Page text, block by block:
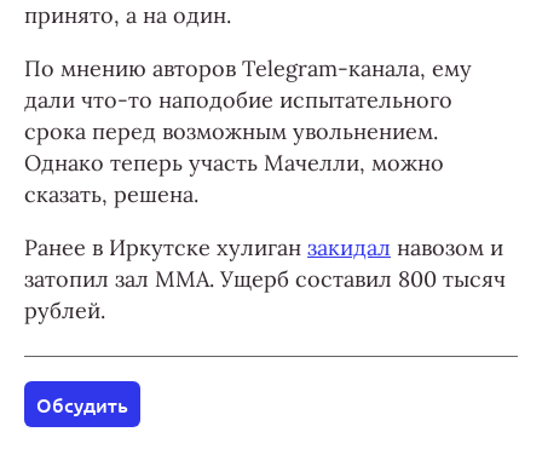
принято, а на один.
По мнению авторов Telegram-канала, ему
дали что-то наподобие испытательного
срока перед возможным увольнением.
Однако теперь участь Мачелли, можно
сказать, решена.
Ранее в Иркутске хулиган закидал навозом и
затопил зал ММА. Ущерб составил 800 тысяч
рублей.
Обсудить